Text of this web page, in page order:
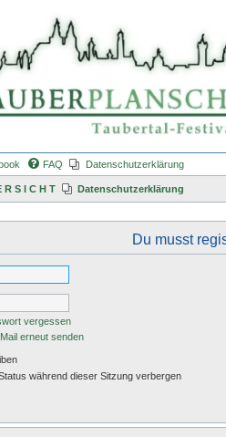
FAQ Datenschutzerklärung
R S I C H T
Datenschutzerklärung
Du musst
vergessen
erneut senden
während dieser Sitzung verbergen